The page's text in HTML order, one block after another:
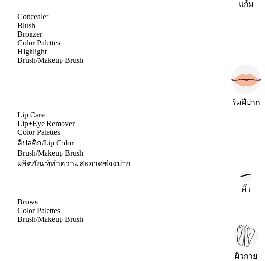
แก้ม
Concealer
Blush
Bronzer
Color Palettes
Highlight
Brush/Makeup Brush
ริมฝีปาก
Lip Care
Lip+Eye Remover
Color Palettes
ลิปสติก/Lip Color
Brush/Makeup Brush
ผลิตภัณฑ์ทำความสะอาดช่องปาก
คิ้ว
Brows
Color Palettes
Brush/Makeup Brush
ผิวกาย